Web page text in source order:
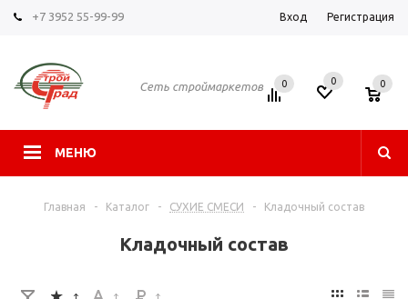
+7 3952 55-99-99 Вход Регистрация
Сеть строймаркетов
МЕНЮ
0 0 0
Главная - Каталог - СУХИЕ СМЕСИ - Кладочный состав
Кладочный состав